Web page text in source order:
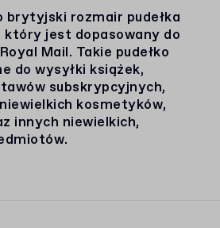
rozmair pudełka
który jest dopasowany do
Mail. Takie pudełko
do wysyłki książek,
subskrypcyjnych,
kosmetyków,
innych niewielkich,